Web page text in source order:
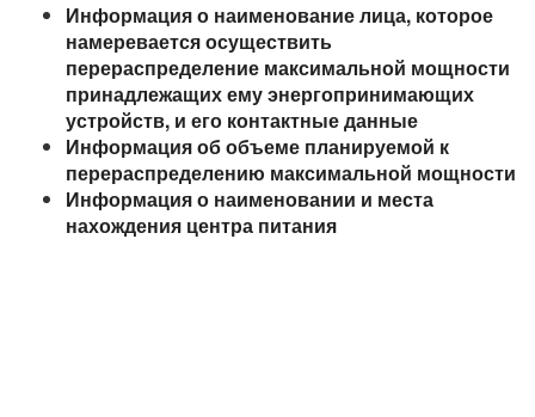
Информация о наименование лица, которое
намеревается осуществить
перераспределение максимальной мощности
принадлежащих ему энергопринимающих
устройств, и его контактные данные
Информация об объеме планируемой к
перераспределению максимальной мощности
Информация о наименовании и места
нахождения центра питания